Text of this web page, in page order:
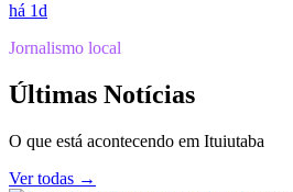
há 1d
Jornalismo local
Últimas Notícias
O que está acontecendo em Ituiutaba
Ver todas →